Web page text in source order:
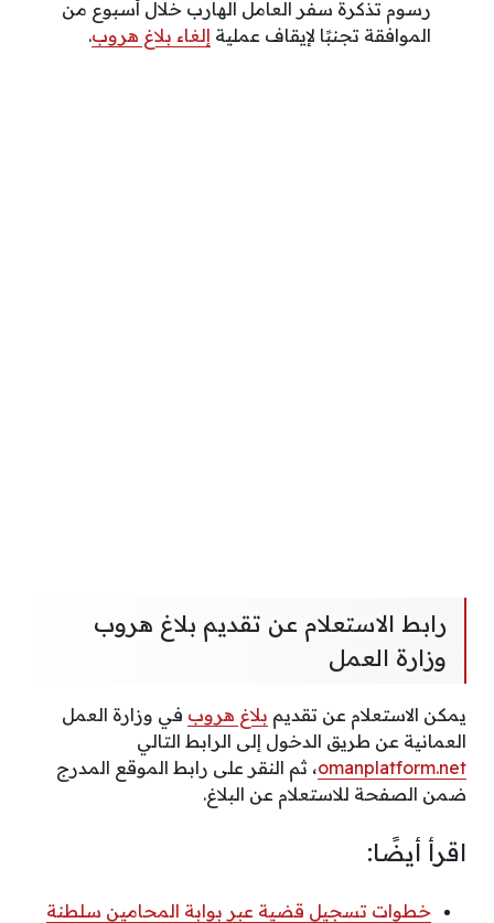
رسوم تذكرة سفر العامل الهارب خلال أسبوع من
الموافقة تجنبًا لإيقاف عملية إلغاء بلاغ هروب.
رابط الاستعلام عن تقديم بلاغ هروب
وزارة العمل
يمكن الاستعلام عن تقديم بلاغ هروب في وزارة العمل
العمانية عن طريق الدخول إلى الرابط التالي
omanplatform.net، ثم النقر على رابط الموقع المدرج
ضمن الصفحة للاستعلام عن البلاغ.
اقرأ أيضًا:
خطوات تسجيل قضية عبر بوابة المحامين سلطنة